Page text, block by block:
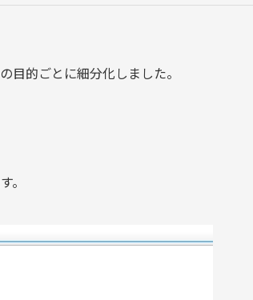
目的ごとに細分化しました。
。